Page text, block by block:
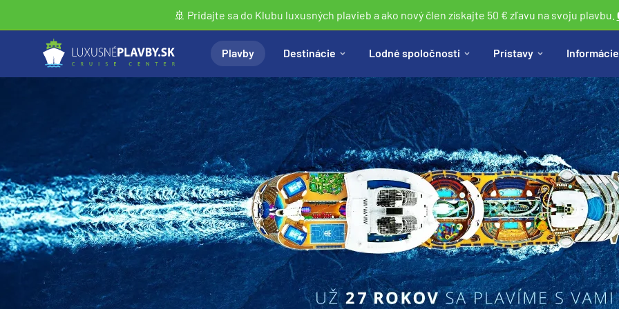
🚢 Pridajte sa do Klubu luxusných plavieb a ako nový člen získajte 50 € zľavu na svoju plavbu.
Plavby Destinácie Lodné spoločnosti Prístavy Informácie
Vyhľadať